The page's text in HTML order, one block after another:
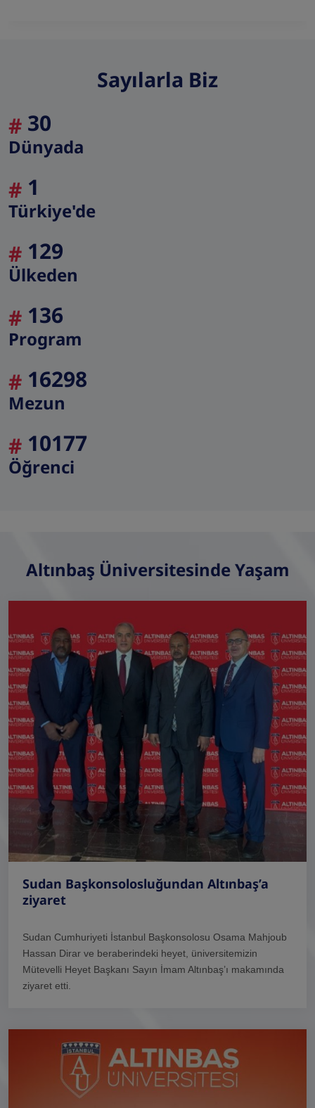
Sayılarla Biz
# 30
Dünyada
# 1
Türkiye'de
# 129
Ülkeden
# 136
Program
# 16298
Mezun
# 10177
Öğrenci
Altınbaş Üniversitesinde Yaşam
Sudan Başkonsolosluğundan Altınbaş’a
ziyaret
Sudan Cumhuriyeti İstanbul Başkonsolosu Osama Mahjoub
Hassan Dirar ve beraberindeki heyet, üniversitemizin
Mütevelli Heyet Başkanı Sayın İmam Altınbaş’ı makamında
ziyaret etti.